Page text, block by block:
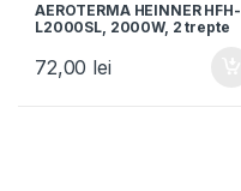
AEROTERMA HEINNER HFH-
L2000SL, 2000W, 2 trepte
reglabil, Alb/Argintiu
72,00 lei